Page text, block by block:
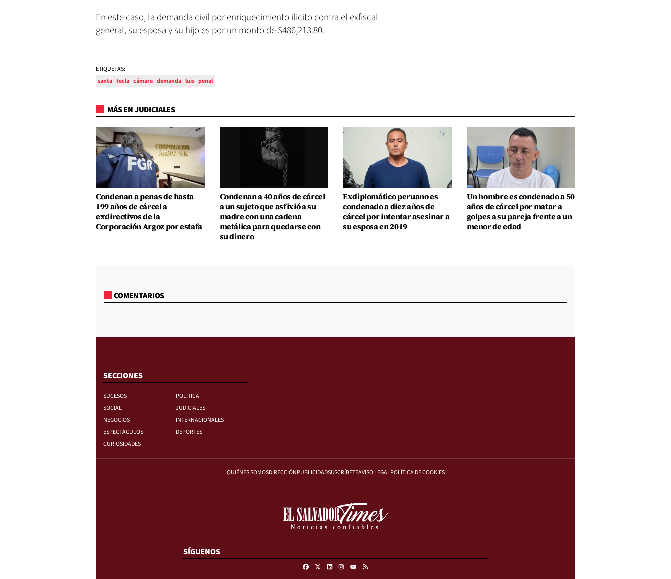
En este caso, la demanda civil por enriquecimiento ilicito contra el exfiscal
general, su esposa y su hijo es por un monto de $486,213.80.
ETIQUETAS:
santa tecla cámara demanda luis penal
MÁS EN JUDICIALES
Condenan a penas de hasta
199 años de cárcel a
exdirectivos de la
Corporación Argoz por estafa
Condenan a 40 años de cárcel
a un sujeto que asfixió a su
madre con una cadena
metálica para quedarse con
su dinero
Exdiplomático peruano es
condenado a diez años de
cárcel por intentar asesinar a
su esposa en 2019
Un hombre es condenado a 50
años de cárcel por matar a
golpes a su pareja frente a un
menor de edad
COMENTARIOS
SECCIONES
SUCESOS
POLÍTICA
SOCIAL
JUDICIALES
NEGOCIOS
INTERNACIONALES
ESPECTÁCULOS
DEPORTES
CURIOSIDADES
QUIÉNES SOMOSDIRECCIÓNPUBLICIDADSUSCRÍBETEAVISO LEGALPOLÍTICA DE COOKIES
SÍGUENOS
FacebookLinkedinInstagram